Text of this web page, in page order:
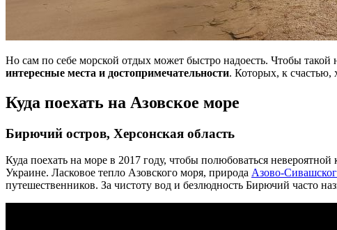
Но сам по себе морской отдых может быстро надоесть. Чтобы
интересные места и достопримечательности. Которых, к счастью,
Куда поехать на Азовское море
Бирючий остров, Херсонская область
Куда поехать на море в 2017 году, чтобы полюбоваться
Украине. Ласковое тепло Азовского моря, природа Азово-
путешественников. За чистоту вод и безлюдность Бирючий часто